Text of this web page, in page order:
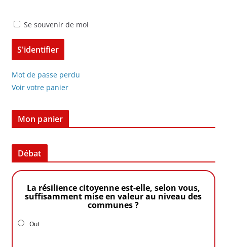
Se souvenir de moi
Mot de passe perdu
Voir votre panier
Mon panier
Débat
La résilience citoyenne est-elle, selon vous,
suffisamment mise en valeur au niveau des
communes ?
Oui